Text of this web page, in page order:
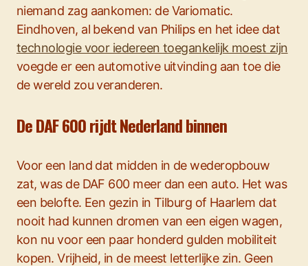
niemand zag aankomen: de Variomatic.
Eindhoven, al bekend van Philips en het idee dat
technologie voor iedereen toegankelijk moest zijn
voegde er een automotive uitvinding aan toe die
de wereld zou veranderen.
De DAF 600 rijdt Nederland binnen
Voor een land dat midden in de wederopbouw
zat, was de DAF 600 meer dan een auto. Het was
een belofte. Een gezin in Tilburg of Haarlem dat
nooit had kunnen dromen van een eigen wagen,
kon nu voor een paar honderd gulden mobiliteit
kopen. Vrijheid, in de meest letterlijke zin. Geen